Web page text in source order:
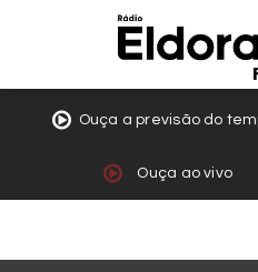
Ouça a previsão do
Ouça ao vivo